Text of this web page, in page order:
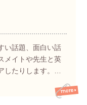
い話題、面白い話
メイトや先生と英
したりします。…